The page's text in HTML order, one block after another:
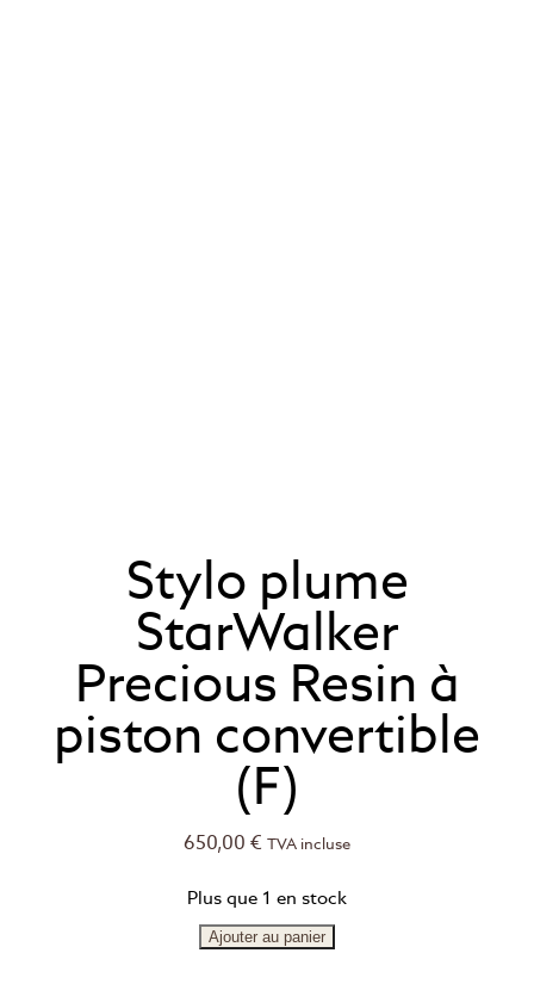
Stylo plume
StarWalker
Precious Resin à
piston convertible
(F)
650,00 € TVA incluse
Plus que 1 en stock
Ajouter au panier